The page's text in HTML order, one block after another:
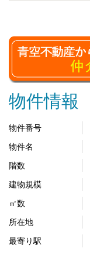
物件情報
物件番号
物件名
階数
建物規模
㎡数
所在地
最寄り駅